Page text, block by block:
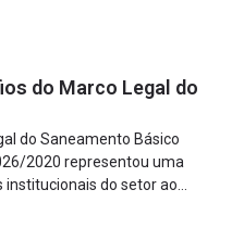
“fraude à licitação” é
do Marco Legal do
do Saneamento Básico
2020 representou uma
do setor ao
da iniciativa privada,